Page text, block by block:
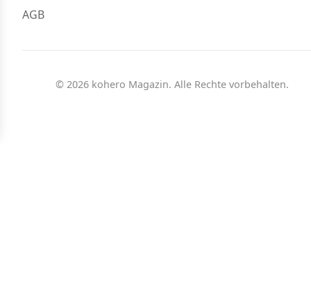
AGB
© 2026 kohero Magazin. Alle Rechte vorbehalten.